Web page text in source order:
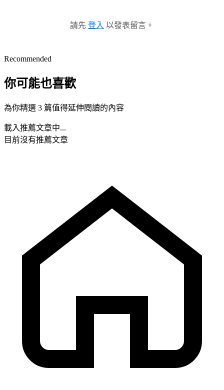
請先 登入 以發表留言。
Recommended
你可能也喜歡
為你精選 3 篇值得延伸閱讀的內容
載入推薦文章中...
目前沒有推薦文章